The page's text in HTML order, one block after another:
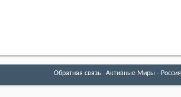
Обратная связь Активные Миры - Россия